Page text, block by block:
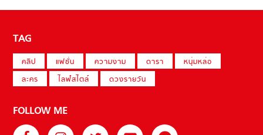
TAG
คลิป แฟชั่น ความงาม ดารา
หนุ่มหล่อ
ละคร
ไลฟ์สไตล์ ดวงรายวัน
FOLLOW ME